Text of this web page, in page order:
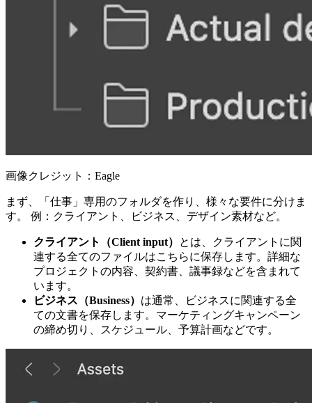
画像クレジット：Eagle
まず、「仕事」専用のフォルダを作り、様々な要件に分けま
す。 例：クライアント、ビジネス、デザイン素材など。
クライアント（Client input）
とは、クライアントに関
連する全てのファイルはこちらに保存します。詳細な
プロジェクトの内容、契約書、議事録などを含まれて
います。
ビジネス（Business） は通常、ビジネスに関連する全
ての文書を保存します。マーケティングキャンペーン
の締め切り、スケジュール、予算計画などです。